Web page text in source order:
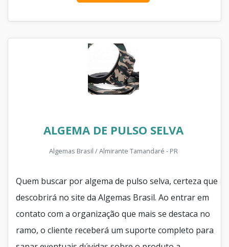
ALGEMA DE PULSO SELVA
Algemas Brasil / Almirante Tamandaré - PR
Quem buscar por algema de pulso selva, certeza que
descobrirá no site da Algemas Brasil. Ao entrar em
contato com a organização que mais se destaca no
ramo, o cliente receberá um suporte completo para